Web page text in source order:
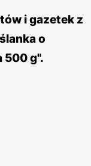
i gazetek z
o
500 g".